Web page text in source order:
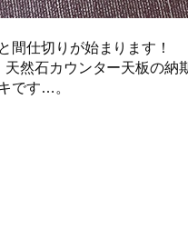
間仕切りが始まります！
天然石カウンター天板の納
です…。